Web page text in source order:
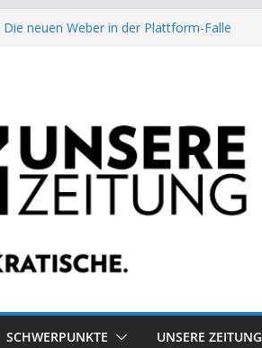
Die neuen Weber in der Plattform-Falle
SCHWERPUNKTE UNSERE ZEITUNG